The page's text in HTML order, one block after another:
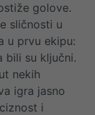
golove.
sličnosti u
u prvu ekipu:
bili su ključni.
nekih
igra jasno
i